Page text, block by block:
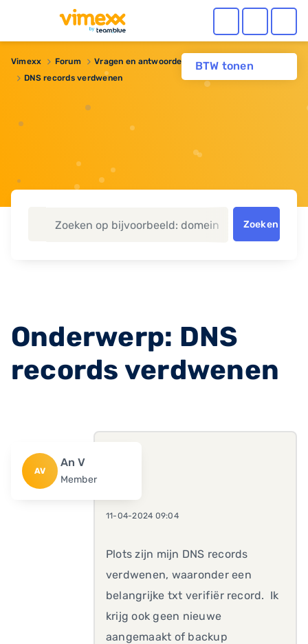
BTW tonen
Vimexx Forum Vragen en antwoorden
Domeinnaam
DNS records verdwenen
Zoeken
Onderwerp: DNS
records verdwenen
AV
An V
Member
11-04-2024 09:04
Plots zijn mijn DNS records
verdwenen, waaronder een
belangrijke txt verifiër record. Ik
krijg ook geen nieuwe
aangemaakt of backup